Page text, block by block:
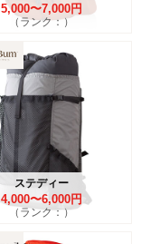
5,000〜7,000円
（ランク：）
ステディー
4,000〜6,000円
（ランク：）